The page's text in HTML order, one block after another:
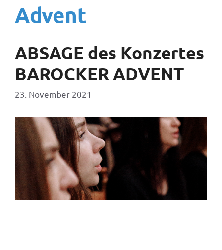
Advent
ABSAGE des Konzertes
BAROCKER ADVENT
23. November 2021